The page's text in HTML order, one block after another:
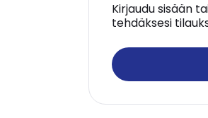
Kirjaudu sisään
tehdäksesi